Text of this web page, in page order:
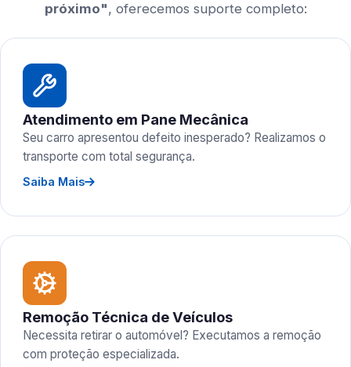
próximo", oferecemos suporte completo:
Atendimento em Pane Mecânica
Seu carro apresentou defeito inesperado? Realizamos o
transporte com total segurança.
Saiba Mais
Remoção Técnica de Veículos
Necessita retirar o automóvel? Executamos a remoção
com proteção especializada.